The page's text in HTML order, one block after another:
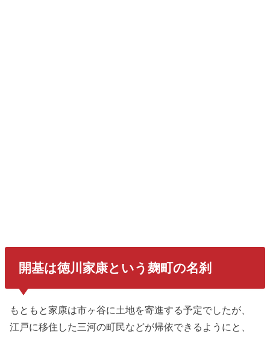
開基は徳川家康という麹町の名刹
もともと家康は市ヶ谷に土地を寄進する予定でしたが、
江戸に移住した三河の町民などが帰依できるようにと、